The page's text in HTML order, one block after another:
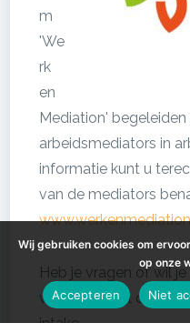
m
'We
rk
en
Mediation'
arbeidsmediators in
informatie kunt u
van de mediators
Heb je vragen of wil
werkwijze, bel of mail
intake.
Wij gebruiken cookies om
op onze
Accepteren Niet